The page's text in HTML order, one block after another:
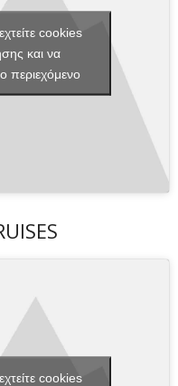
cookies
και να
περιεχόμενο
cookies